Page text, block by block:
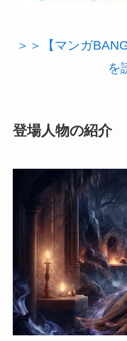
＞＞【マンガ
を
登場人物の紹介